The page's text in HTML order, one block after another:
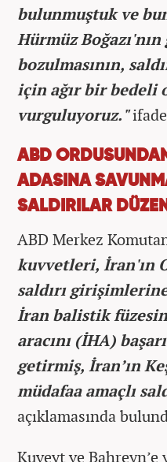
bulunmuştuk ve
Hürmüz
bozulmasının,
için ağır bir bedeli
vurguluyoruz."
ABD
ADASINA
SALDIRILAR
ABD Merkez
kuvvetleri, İran'ın
saldırı
İran balistik
aracını (İHA)
getirmiş, İran’ın
müdafaa amaçlı
açıklamasında
Kuveyt ve Bahreyn’e